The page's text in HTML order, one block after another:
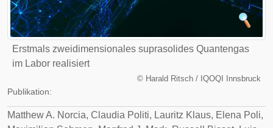
Erstmals zweidimensionales suprasolides Quantengas
im Labor realisiert
© Harald Ritsch / IQOQI Innsbruck
Publikation:
Matthew A. Norcia, Claudia Politi, Lauritz Klaus, Elena Poli,